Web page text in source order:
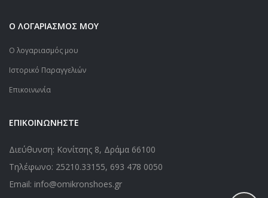
Ο ΛΟΓΑΡΙΑΣΜΟΣ ΜΟΥ
Ο λογαριασμός μου
Ιστορικό Παραγγελιών
Επικοινωνία
ΕΠΙΚΟΙΝΩΝΗΣΤΕ
Διεύθυνση: Κονίτσης 8, Δράμα 66100
Τηλέφωνο: 25210.33155, 693 478 0050
Email: info@omikronshoes.gr